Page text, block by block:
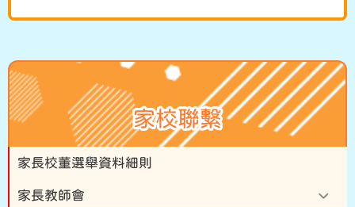
家校聯繫
家長校董選舉資料細則
家長教師會